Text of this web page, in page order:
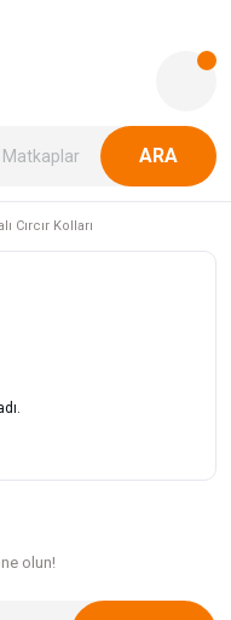
ARA
Cırcır Kolları
olun!